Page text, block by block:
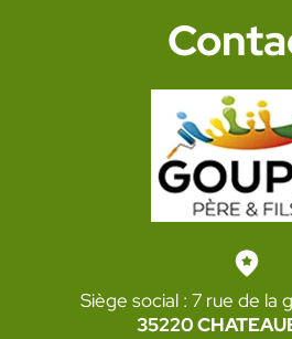
Siège social : 7 rue de la
35220